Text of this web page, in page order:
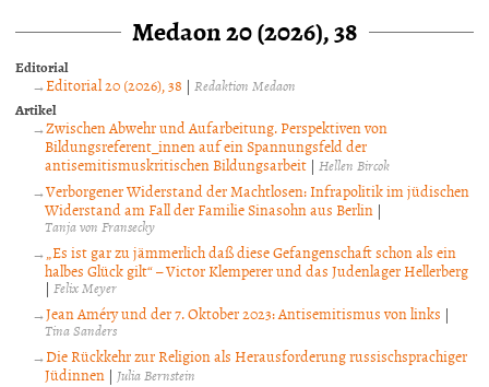
Medaon 20 (2026), 38
Editorial
Editorial 20 (2026), 38 |Redaktion Medaon
Artikel
Zwischen Abwehr und Aufarbeitung. Perspektiven von
Bildungsreferent_innen auf ein Spannungsfeld der
antisemitismuskritischen Bildungsarbeit | Hellen Bircok
Verborgener Widerstand der Machtlosen: Infrapolitik im jüdischen
Widerstand am Fall der Familie Sinasohn aus Berlin |
Tanja von Fransecky
„Es ist gar zu jämmerlich daß diese Gefangenschaft schon als ein
halbes Glück gilt“ – Victor Klemperer und das Judenlager Hellerberg
| Felix Meyer
Jean Améry und der 7. Oktober 2023: Antisemitismus von links |
Tina Sanders
Die Rückkehr zur Religion als Herausforderung russischsprachiger
Jüdinnen | Julia Bernstein